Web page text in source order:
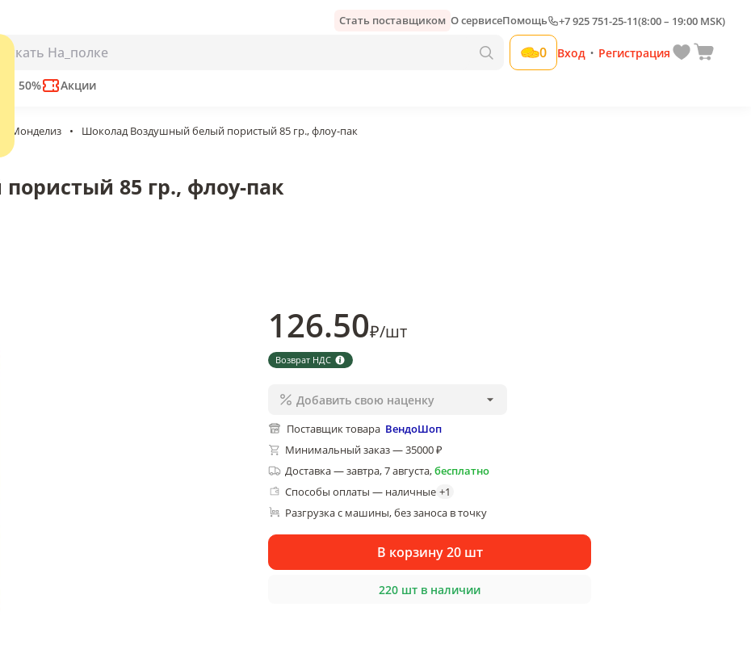
Стать поставщиком О сервисеПомощь +7 925 751-25-11(8:00 – 19:00 MSK)
0 Вход • Регистрация
до 50% Акции
Монделиз • Шоколад Воздушный белый пористый 85 гр., флоу-пак
85 гр., флоу-пак
9 мес
Добавить свою наценку
85 гр., флоу-пак
126.50₽/шт
Возврат НДС
Добавить свою наценку
Поставщик товара ВендоШоп
Минимальный заказ — 35000 ₽
Доставка—завтра, 7 августа,бесплатно
Способы оплаты — наличные +1
Разгрузка с машины, без заноса в точку
В корзину 20 шт
220 шт в наличии